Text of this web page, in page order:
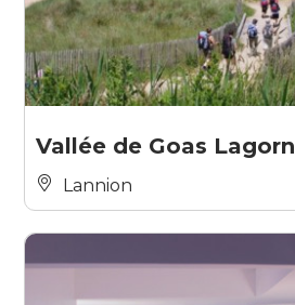
Vallée de Goas Lagorn
Lannion